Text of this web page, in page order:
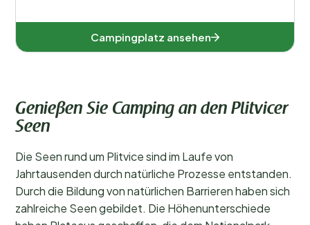
Campingplatz ansehen
Genießen Sie Camping an den Plitvicer
Seen
Die Seen rund um Plitvice sind im Laufe von
Jahrtausenden durch natürliche Prozesse entstanden.
Durch die Bildung von natürlichen Barrieren haben sich
zahlreiche Seen gebildet. Die Höhenunterschiede